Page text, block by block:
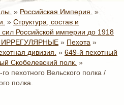
» Российская Империя. »
» Структура, состав и
Российской империи до 1918
» Пехота »
дивизия. » 649-й пехотный
Скобелевский полк. »
пехотного Вельского полка /
полка.